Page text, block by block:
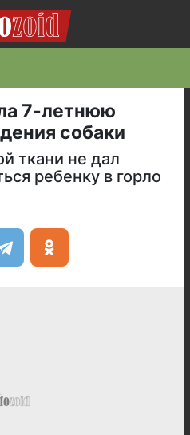
7-летнюю
собаки
ткани не дал
ребенку в горло